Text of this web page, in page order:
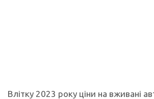
Влітку 2023 року ціни на вживані